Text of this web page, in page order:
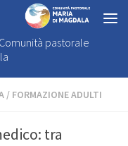
pastorale
/ FORMAZIONE ADULTI
tra